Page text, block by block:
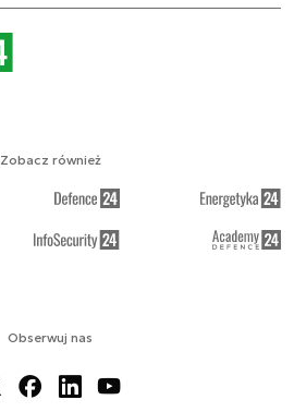
Obserwuj nas
Zobacz również